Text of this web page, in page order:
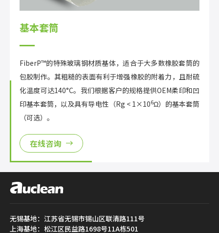
基本套筒
FiberP™的特殊玻璃钢材质基体，适合于大多数橡胶套筒的
包胶制作。其粗糙的表面有利于增强橡胶的附着力，且耐硫
化温度可达140°C。我们根据客户的规格提供OEM柔印和凹
印基本套筒，以及具有导电性（Rg < 1×106Ω）的基本套筒
（可选）。
在线咨询
无锡基地：江苏省无锡市锡山区联清路111号
上海基地：松江区民益路1698号11A栋501